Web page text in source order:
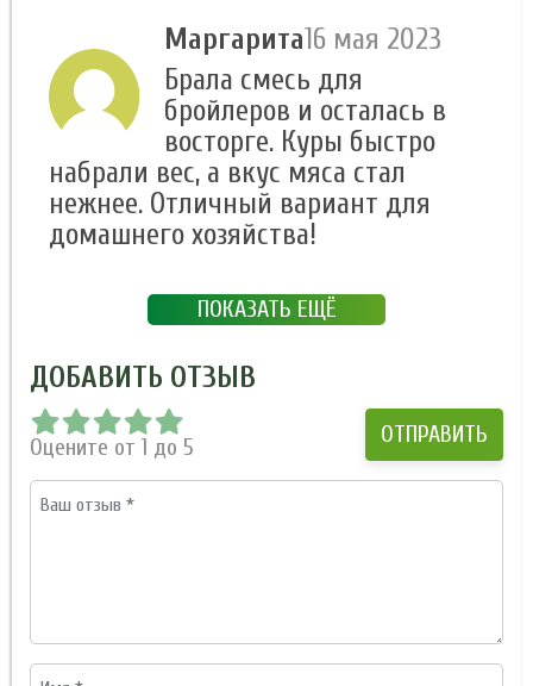
Маргарита16 мая 2023
Брала смесь для
бройлеров и осталась в
восторге. Куры быстро
набрали вес, а вкус мяса стал
нежнее. Отличный вариант для
домашнего хозяйства!
ПОКАЗАТЬ ЕЩЁ
ДОБАВИТЬ ОТЗЫВ
Оцените от 1 до 5